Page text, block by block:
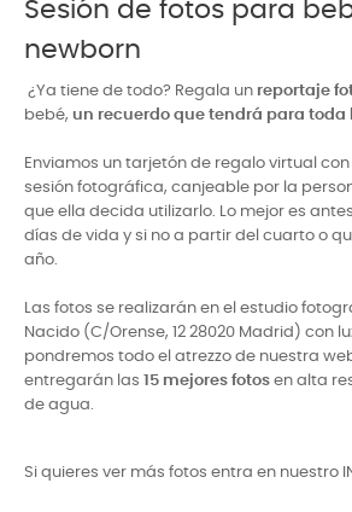
Sesión de fotos para
newborn
¿Ya tiene de todo? Regala un reportaje
bebé, un recuerdo que tendrá para toda
Enviamos un tarjetón de regalo virtual
sesión fotográfica, canjeable por la
que ella decida utilizarlo. Lo mejor es
días de vida y si no a partir del cuarto o
año.
Las fotos se realizarán en el estudio
Nacido (C/Orense, 12 28020 Madrid) con
pondremos todo el atrezzo de nuestra
entregarán las 15 mejores fotos en alta
de agua.
Si quieres ver más fotos entra en nuestro